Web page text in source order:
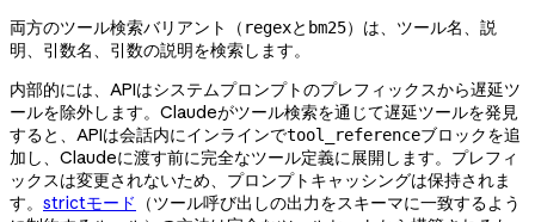
両方のツール検索バリアント（ regexと bm25）は、ツール名、説
明、引数名、引数の説明を検索します。
内部的には、APIはシステムプロンプトのプレフィックスから遅延ツ
ールを除外します。Claudeがツール検索を通じて遅延ツールを発見
すると、APIは会話内にインラインでtool_referenceブロックを追
加し、Claudeに渡す前に完全なツール定義に展開します。プレフィ
ックスは変更されないため、プロンプトキャッシングは保持されま
す。 strictモード
（ツール呼び出しの出力をスキーマに一致するよう